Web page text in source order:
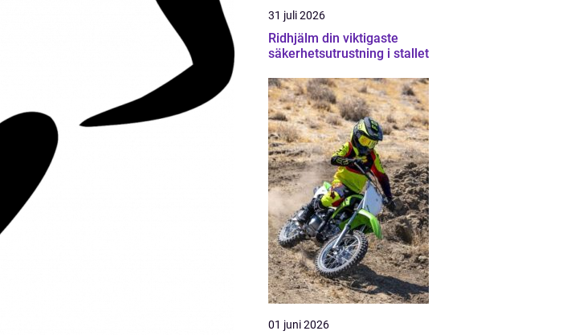
31 juli 2026
Ridhjälm din viktigaste
säkerhetsutrustning i stallet
01 juni 2026